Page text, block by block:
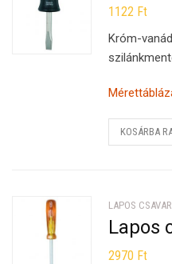
1122 Ft
Króm-
KOSÁRBA
LAPOS
Lapos
2970 Ft